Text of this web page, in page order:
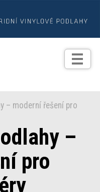
– moderní řešení pro
–
pro